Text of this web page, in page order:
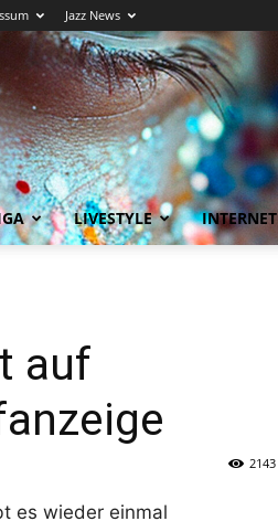
Jazz News
LIVESTYLE INTERNET
auf
2143
es wieder einmal